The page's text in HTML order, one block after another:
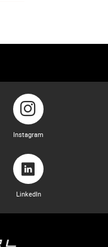
Instagram
LinkedIn